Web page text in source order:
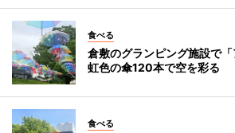
食べる
倉敷のグランピング施設で
虹色の傘120本で空を彩る
食べる